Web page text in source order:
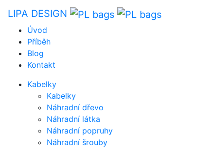
LIPA DESIGN
Úvod
Příběh
Blog
Kontakt
Kabelky
Kabelky
Náhradní dřevo
Náhradní látka
Náhradní popruhy
Náhradní šrouby